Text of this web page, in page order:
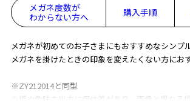
メガネ度数が
わからない方へ
購入手順
メガネが初めてのお子さまにもおすすめなシンプ
メガネを掛けたときの印象を変えたくない方にお
※ZY212014と同型
※柄や色味の出方に個体差があり、画像と異なる